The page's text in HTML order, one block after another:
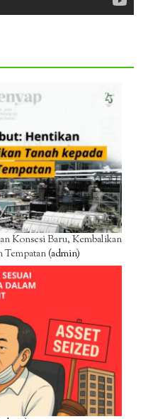
Konsesi Baru, Kembalikan
Tempatan(admin)